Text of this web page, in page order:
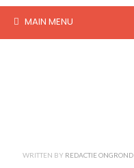
MAIN MENU
WRITTEN BY REDACTIE ONGROND